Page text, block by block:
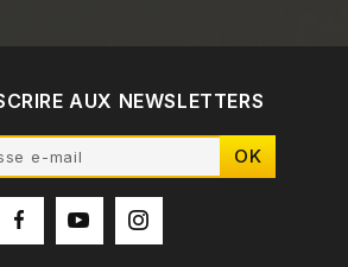
AUX NEWSLETTERS